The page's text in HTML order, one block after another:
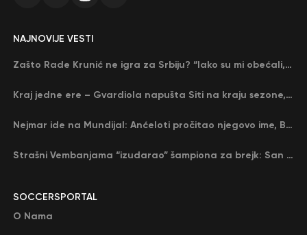
SOCCERSPORTAL
O Nama
NAJNOVIJE VESTI
Zašto Rade Krunić ne igra za Srbiju? “Iako su mi obećali, niko me nije zvao…”
Kraj jedne ere – Gvardiola napušta Siti na kraju sezone, menja ga njegov nekadašnji rival
Nejmar ide na Mundijal: Anćeloti pročitao njegovo ime, Brazil u delirijumu (VIDEO)
Strašni Vembanjama “izudarao” šampiona za brejk: San Antonio poveo protiv Oklahome